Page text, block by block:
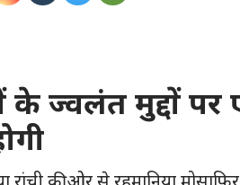
ज्वलंत मुद्दों